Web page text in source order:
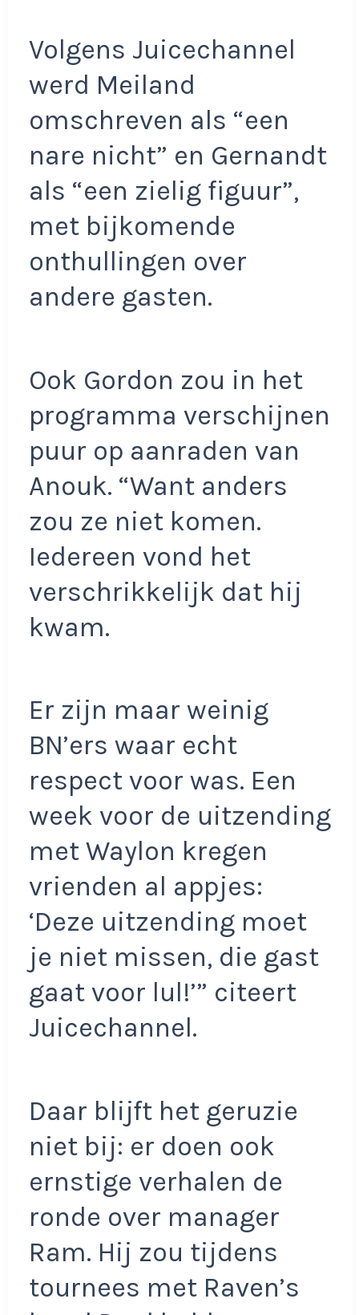
Volgens Juicechannel
werd Meiland
omschreven als “een
nare nicht” en Gernandt
als “een zielig figuur”,
met bijkomende
onthullingen over
andere gasten.
Ook Gordon zou in het
programma verschijnen
puur op aanraden van
Anouk. “Want anders
zou ze niet komen.
Iedereen vond het
verschrikkelijk dat hij
kwam.
Er zijn maar weinig
BN’ers waar echt
respect voor was. Een
week voor de uitzending
met Waylon kregen
vrienden al appjes:
‘Deze uitzending moet
je niet missen, die gast
gaat voor lul!’” citeert
Juicechannel.
Daar blijft het geruzie
niet bij: er doen ook
ernstige verhalen de
ronde over manager
Ram. Hij zou tijdens
tournees met Raven’s